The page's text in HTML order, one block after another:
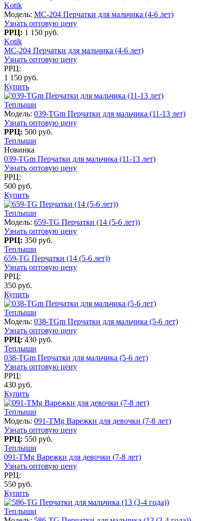
Kotik
Модель: MC-204 Перчатки для мальчика (4-6 лет)
Узнать оптовую цену
РРЦ: 1 150 руб.
Kotik
MC-204 Перчатки для мальчика (4-6 лет)
Узнать оптовую цену
РРЦ:
1 150 руб.
Купить
Теплыши
Модель: 039-TGm Перчатки для мальчика (11-13 лет)
Узнать оптовую цену
РРЦ: 500 руб.
Теплыши
Новинка
039-TGm Перчатки для мальчика (11-13 лет)
Узнать оптовую цену
РРЦ:
500 руб.
Купить
Теплыши
Модель: 659-TG Перчатки (14 (5-6 лет))
Узнать оптовую цену
РРЦ: 350 руб.
Теплыши
659-TG Перчатки (14 (5-6 лет))
Узнать оптовую цену
РРЦ:
350 руб.
Купить
Теплыши
Модель: 038-TGm Перчатки для мальчика (5-6 лет)
Узнать оптовую цену
РРЦ: 430 руб.
Теплыши
038-TGm Перчатки для мальчика (5-6 лет)
Узнать оптовую цену
РРЦ:
430 руб.
Купить
Теплыши
Модель: 091-TMg Варежки для девочки (7-8 лет)
Узнать оптовую цену
РРЦ: 550 руб.
Теплыши
091-TMg Варежки для девочки (7-8 лет)
Узнать оптовую цену
РРЦ:
550 руб.
Купить
Теплыши